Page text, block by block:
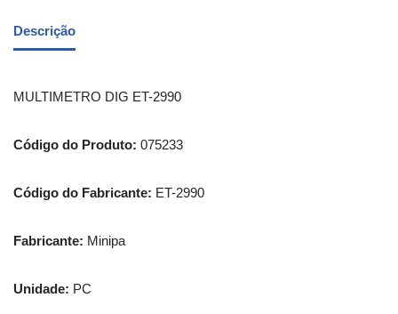
Descrição
MULTIMETRO DIG ET-2990
Código do Produto: 075233
Código do Fabricante: ET-2990
Fabricante: Minipa
Unidade: PC